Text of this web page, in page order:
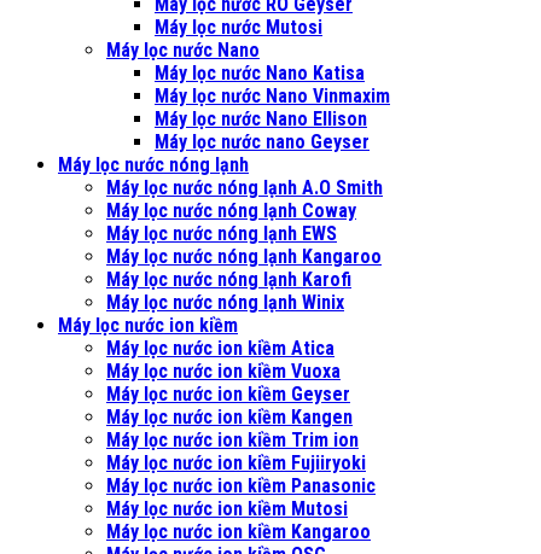
Máy lọc nước Mutosi
Máy lọc nước Nano
Máy lọc nước Nano Katisa
Máy lọc nước Nano Vinmaxim
Máy lọc nước Nano Ellison
Máy lọc nước nano Geyser
Máy lọc nước nóng lạnh
Máy lọc nước nóng lạnh A.O Smith
Máy lọc nước nóng lạnh Coway
Máy lọc nước nóng lạnh EWS
Máy lọc nước nóng lạnh Kangaroo
Máy lọc nước nóng lạnh Karofi
Máy lọc nước nóng lạnh Winix
Máy lọc nước ion kiềm
Máy lọc nước ion kiềm Atica
Máy lọc nước ion kiềm Vuoxa
Máy lọc nước ion kiềm Geyser
Máy lọc nước ion kiềm Kangen
Máy lọc nước ion kiềm Trim ion
Máy lọc nước ion kiềm Fujiiryoki
Máy lọc nước ion kiềm Panasonic
Máy lọc nước ion kiềm Mutosi
Máy lọc nước ion kiềm Kangaroo